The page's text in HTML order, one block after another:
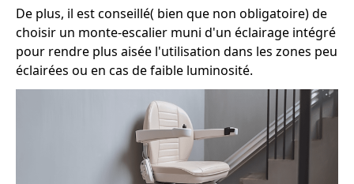
De plus, il est conseillé( bien que non obligatoire) de
choisir un monte-escalier muni d'un éclairage intégré
pour rendre plus aisée l'utilisation dans les zones peu
éclairées ou en cas de faible luminosité.